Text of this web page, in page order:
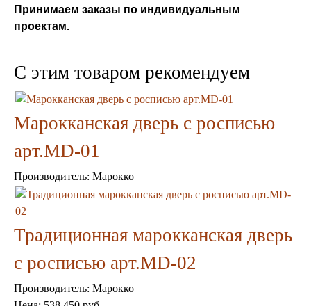
Комоды и тумбы
Пуфы и стулья
Обеденные группы
Уход за мебелью
Светильники для хамама
Кувшины и чаши в хамам
Раковины латунные и медные
Медные тазы и ведра
Плитка Марокко
Двери Марокко
Бабуши тапочки
Вазы
Принимаем заказы по индивидуальным
проектам.
C этим товаром рекомендуем
Марокканская дверь с росписью
арт.MD-01
Производитель: Марокко
Традиционная марокканская дверь
с росписью арт.MD-02
Производитель: Марокко